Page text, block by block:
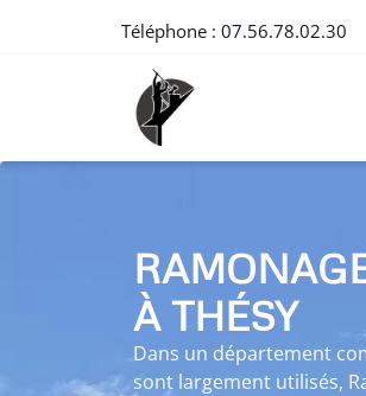
Téléphone : 07.56.78.02.30
À THÉSY
Dans un département
sont largement utilisés,